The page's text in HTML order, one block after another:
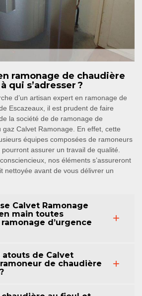
ramonage de chaudière
qui s’adresser ?
d’un artisan expert en ramonage de
Escazeaux, il est prudent de faire
la société de de ramonage de
Calvet Ramonage. En effet, cette
équipes composées de ramoneurs
assurer un travail de qualité.
nos éléments s’assureront
nettoyée avant de vous délivrer un
Calvet Ramonage
main toutes
d’urgence
atouts de Calvet
de chaudière